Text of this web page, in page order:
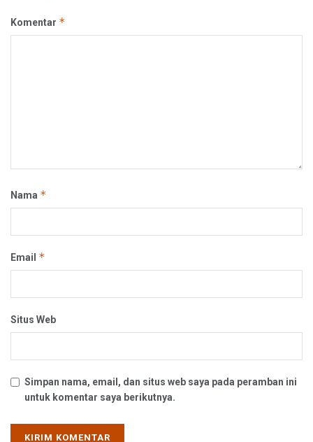
Komentar *
Nama *
Email *
Situs Web
Simpan nama, email, dan situs web saya pada peramban ini
untuk komentar saya berikutnya.